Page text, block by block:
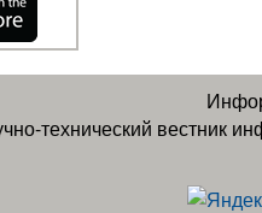
технический вестник